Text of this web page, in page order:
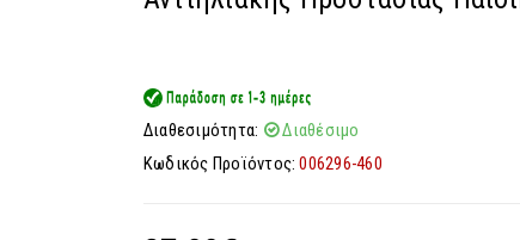
Διαθεσιμότητα:
Διαθέσιμο
Κωδικός Προϊόντος: 006296-460